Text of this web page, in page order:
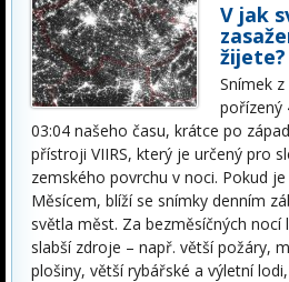
V jak
žijete?
Snímek
pořízený
03:04 našeho času, krátce po
přístroji VIIRS, který je určený pro
zemského povrchu v noci. Pokud
Měsícem, blíží se snímky denním
světla měst. Za bezměsíčných nocí
slabší zdroje – např. větší požáry,
plošiny, větší rybářské a výletní